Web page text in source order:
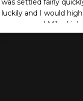
was settled fairly
luckily and I would
recommend Mike
anyone.